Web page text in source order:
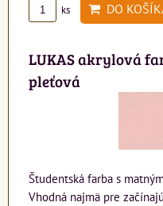
ks DO
LUKAS akrylová
pleťová
Študentská farba s
Vhodná najmä pre